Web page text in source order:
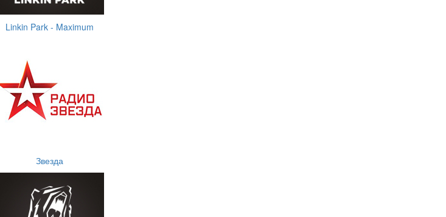
Linkin Park - Maximum
Звезда